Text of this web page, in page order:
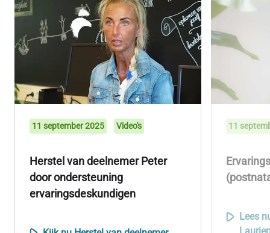
11 september 2025 Video's
Herstel van deelnemer Peter
door ondersteuning
ervaringsdeskundigen
11
Lees